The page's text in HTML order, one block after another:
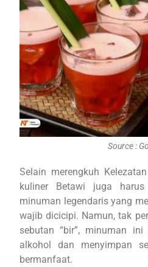
Source :
Selain merengkuh
kuliner Betawi juga
minuman legendaris yang
wajib dicicipi. Namun, tak
sebutan “bir”, minuman ini
alkohol dan menyimpan
bermanfaat.